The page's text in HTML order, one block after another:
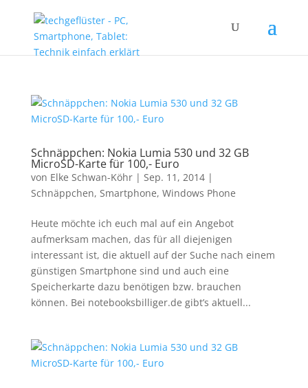
Schnäppchen: Nokia Lumia 530 und 32 GB
MicroSD-Karte für 100,- Euro
von Elke Schwan-Köhr| Sep. 11, 2014|
Schnäppchen, Smartphone, Windows Phone
Heute möchte ich euch mal auf ein Angebot
aufmerksam machen, das für all diejenigen
interessant ist, die aktuell auf der Suche nach einem
günstigen Smartphone sind und auch eine
Speicherkarte dazu benötigen bzw. brauchen
können. Bei notebooksbilliger.de gibt’s aktuell...